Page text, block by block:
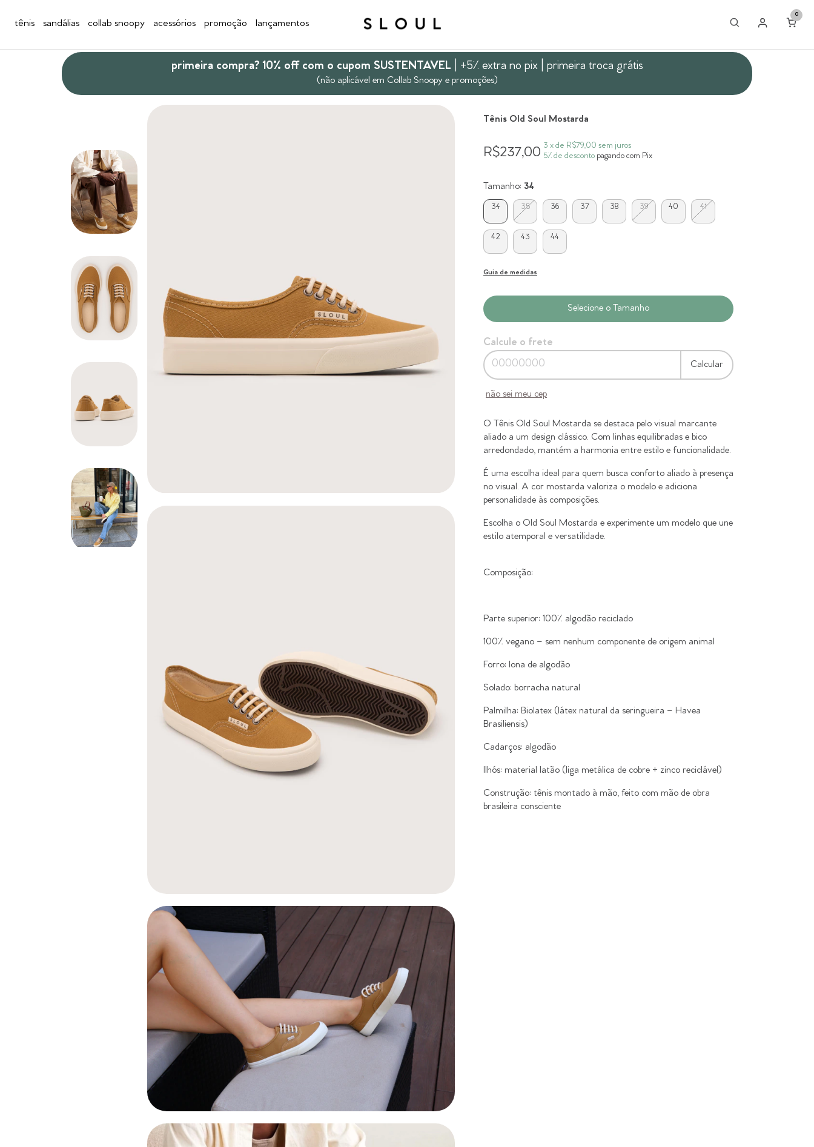
tênis sandálias collab snoopy acessórios promoção lançamentos
0
primeira compra? 10% off com o cupom SUSTENTAVEL | +5% extra no pix | primeira troca grátis
(não aplicável em Collab Snoopy e promoções)
Tênis Old Soul Mostarda
R$237,00 3 x de R$79,00 sem juros
5% de desconto pagando com Pix
Tamanho: 34
34 35 36 37 38 39 40 41
42 43 44
Guia de medidas
Calcule o frete
Calcular
não sei meu cep
O Tênis Old Soul Mostarda se destaca pelo visual marcante
aliado a um design clássico. Com linhas equilibradas e bico
arredondado, mantém a harmonia entre estilo e funcionalidade.
É uma escolha ideal para quem busca conforto aliado à presença
no visual. A cor mostarda valoriza o modelo e adiciona
personalidade às composições.
Escolha o Old Soul Mostarda e experimente um modelo que une
estilo atemporal e versatilidade.
Composição:
Parte superior: 100% algodão reciclado
100% vegano – sem nenhum componente de origem animal
Forro: lona de algodão
Solado: borracha natural
Palmilha: Biolatex (látex natural da seringueira – Havea
Brasiliensis)
Cadarços: algodão
Ilhós: material latão (liga metálica de cobre + zinco reciclável)
Construção: tênis montado à mão, feito com mão de obra
brasileira consciente